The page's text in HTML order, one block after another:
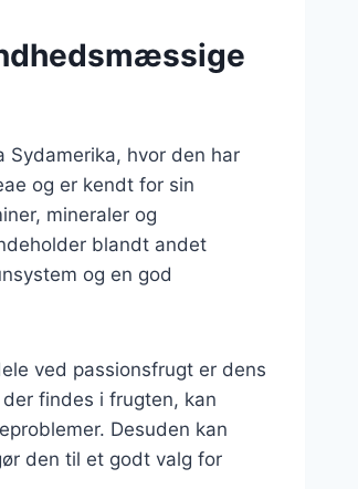
Sydamerika, hvor den har
og er kendt for sin
mineraler og
blandt andet
og en god
ved passionsfrugt er dens
findes i frugten, kan
Desuden kan
den til et godt valg for